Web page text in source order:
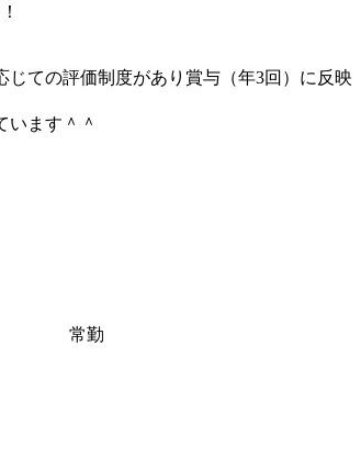
ての評価制度があり賞与（年3回）に反映
ます＾＾
常勤